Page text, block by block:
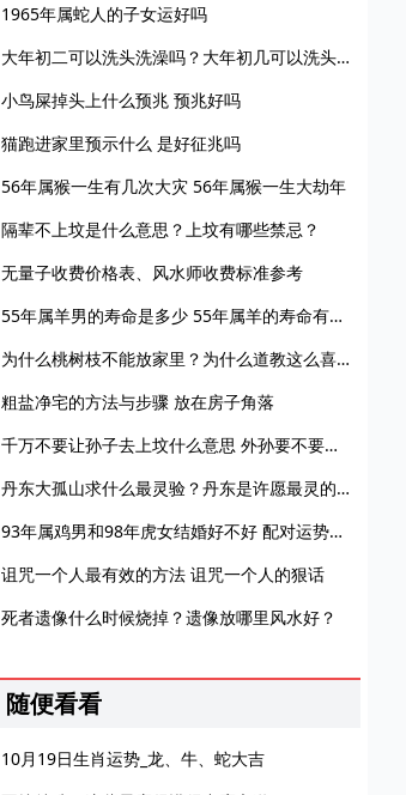
1965年属蛇人的子女运好吗
大年初二可以洗头洗澡吗？大年初几可以洗头发洗澡？
小鸟屎掉头上什么预兆 预兆好吗
猫跑进家里预示什么 是好征兆吗
56年属猴一生有几次大灾 56年属猴一生大劫年
隔辈不上坟是什么意思？上坟有哪些禁忌？
无量子收费价格表、风水师收费标准参考
55年属羊男的寿命是多少 55年属羊的寿命有多大
为什么桃树枝不能放家里？为什么道教这么喜欢桃树？
粗盐净宅的方法与步骤 放在房子角落
千万不要让孙子去上坟什么意思 外孙要不要上坟
丹东大孤山求什么最灵验？丹东是许愿最灵的地方
93年属鸡男和98年虎女结婚好不好 配对运势怎么样
诅咒一个人最有效的方法 诅咒一个人的狠话
死者遗像什么时候烧掉？遗像放哪里风水好？
随便看看
10月19日生肖运势_龙、牛、蛇大吉